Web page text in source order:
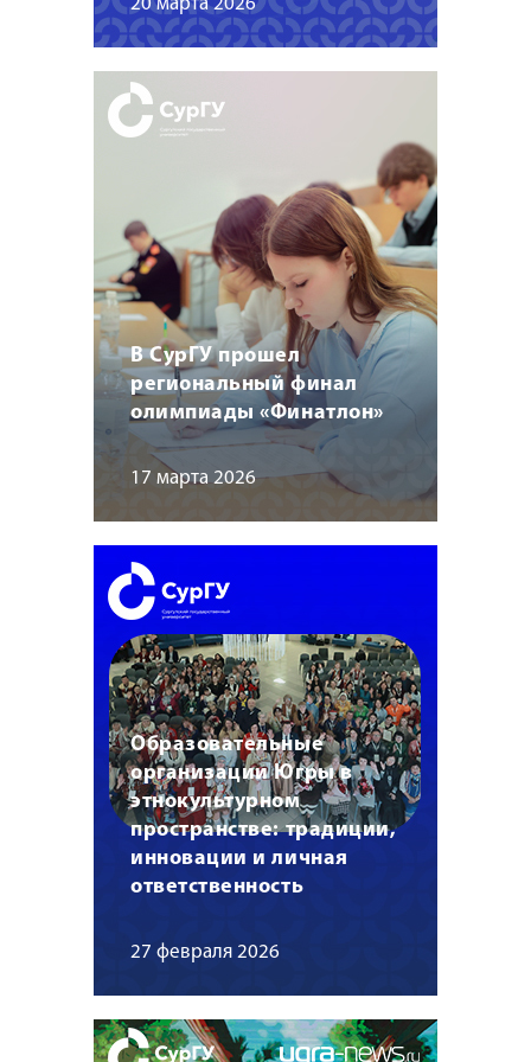
20 марта 2026
В СурГУ прошел
региональный финал
олимпиады «Финатлон»
17 марта 2026
Образовательные
организации Югры в
этнокультурном
пространстве: традиции,
инновации и личная
ответственность
27 февраля 2026